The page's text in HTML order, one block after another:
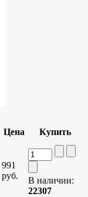
Цена Купить
991
руб.
В наличии:
22307